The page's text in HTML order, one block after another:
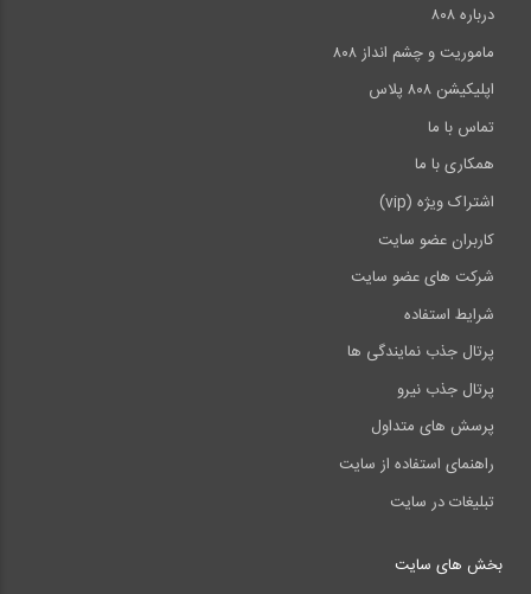
درباره ۸۰۸
ماموریت و چشم انداز ۸۰۸
اپلیکیشن ۸۰۸ پلاس
تماس با ما
همکاری با ما
اشتراک ویژه (vip)
کاربران عضو سایت
شرکت های عضو سایت
شرایط استفاده
پرتال جذب نمایندگی ها
پرتال جذب نیرو
پرسش های متداول
راهنمای استفاده از سایت
تبلیغات در سایت
بخش های سایت